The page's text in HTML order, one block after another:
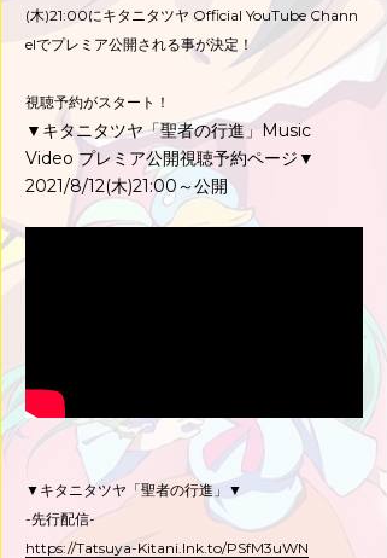
(木)21:00にキタニタツヤ Official YouTube Chann
elでプレミア公開される事が決定！
視聴予約がスタート！
▼キタニタツヤ「聖者の行進」Music
Video プレミア公開視聴予約ページ▼
2021/8/12(木)21:00～公開
▼キタニタツヤ「聖者の行進」▼
-先行配信-
https://Tatsuya-Kitani.lnk.to/PSfM3uWN